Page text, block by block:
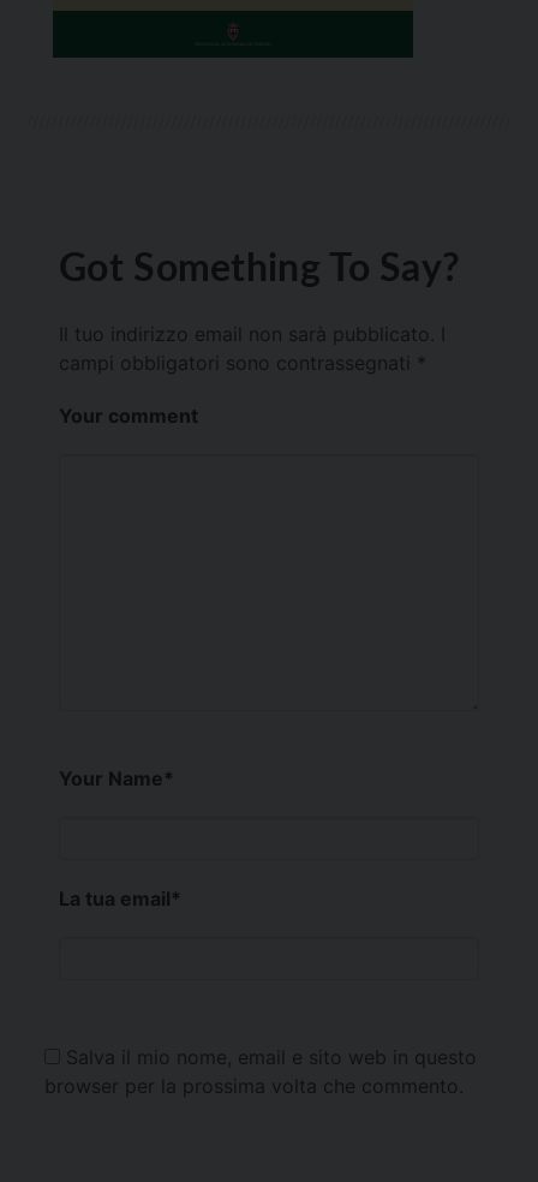
Got Something To Say?
Il tuo indirizzo email non sarà pubblicato.
campi obbligatori sono contrassegnati *
Your comment
Your Name*
La tua email*
Salva il mio nome, email e sito web in questo
browser per la prossima volta che commento.